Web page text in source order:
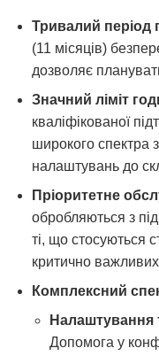
Тривалий період
(11 місяців)
дозволяє
Значний ліміт
кваліфікованої
широкого спектра
налаштувань до
Пріоритетне
обробляються з
ті, що стосуються
критично
Комплексний
Налаштування
Допомога у